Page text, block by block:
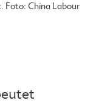
Foto: China Labour